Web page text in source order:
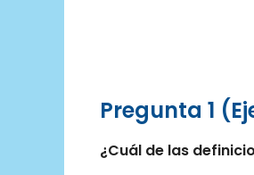
Pregunta 1
¿Cuál de las